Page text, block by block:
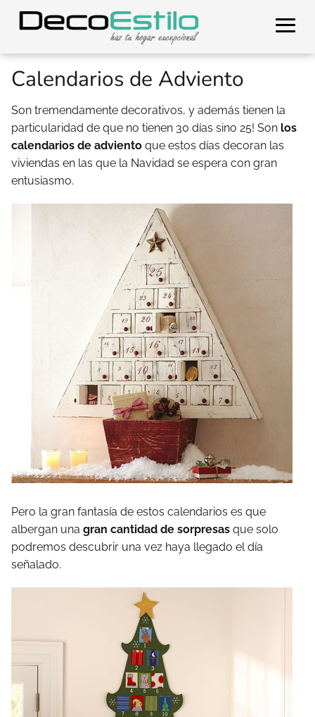
Calendarios de Adviento
Son tremendamente decorativos, y además tienen la
particularidad de que no tienen 30 días sino 25! Son los
calendarios de adviento que estos días decoran las
viviendas en las que la Navidad se espera con gran
entusiasmo.
Pero la gran fantasía de estos calendarios es que
albergan una gran cantidad de sorpresas que solo
podremos descubrir una vez haya llegado el día
señalado.